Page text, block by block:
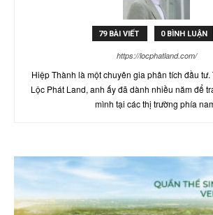
Dự án
Thị trường
Liên hệ
79 BÀI VIẾT 0 BÌNH LUẬN
https://locphatland.com/
Hiệp Thành là một chuyên gia phân tích đầu
Lộc Phát Land, anh ấy đã dành nhiều năm để
mình tại các thị trường phía